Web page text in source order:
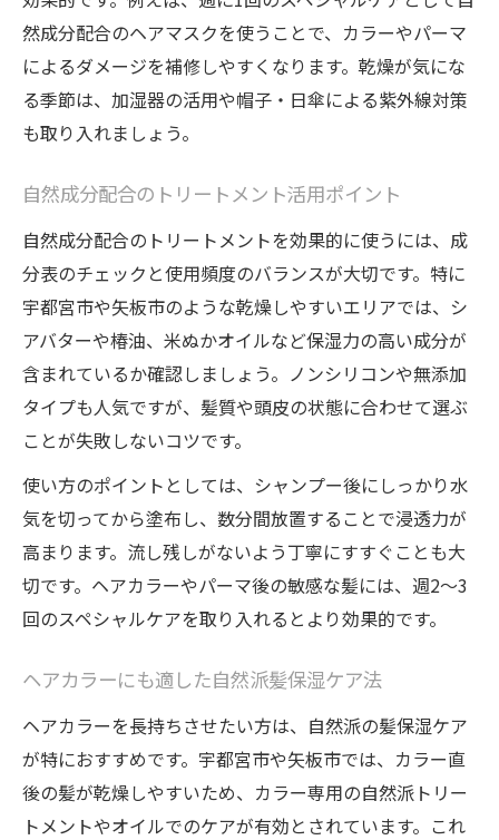
然成分配合のヘアマスクを使うことで、カラーやパーマ
によるダメージを補修しやすくなります。乾燥が気にな
る季節は、加湿器の活用や帽子・日傘による紫外線対策
も取り入れましょう。
自然成分配合のトリートメント活用ポイント
自然成分配合のトリートメントを効果的に使うには、成
分表のチェックと使用頻度のバランスが大切です。特に
宇都宮市や矢板市のような乾燥しやすいエリアでは、シ
アバターや椿油、米ぬかオイルなど保湿力の高い成分が
含まれているか確認しましょう。ノンシリコンや無添加
タイプも人気ですが、髪質や頭皮の状態に合わせて選ぶ
ことが失敗しないコツです。
使い方のポイントとしては、シャンプー後にしっかり水
気を切ってから塗布し、数分間放置することで浸透力が
高まります。流し残しがないよう丁寧にすすぐことも大
切です。ヘアカラーやパーマ後の敏感な髪には、週2〜3
回のスペシャルケアを取り入れるとより効果的です。
ヘアカラーにも適した自然派髪保湿ケア法
ヘアカラーを長持ちさせたい方は、自然派の髪保湿ケア
が特におすすめです。宇都宮市や矢板市では、カラー直
後の髪が乾燥しやすいため、カラー専用の自然派トリー
トメントやオイルでのケアが有効とされています。これ